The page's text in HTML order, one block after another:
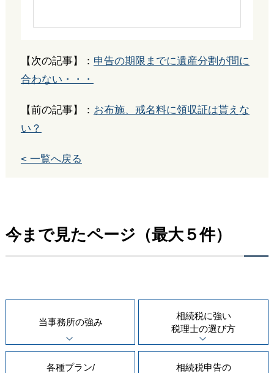
【次の記事】： 申告の期限までに遺産分割が間に
合わない・・・
【前の記事】： お布施、戒名料に領収証は貰えな
い？
< 一覧へ戻る
今まで見たページ（最大５件）
当事務所の強み
相続税に強い
税理士の選び方
各種プラン/
相続税申告の